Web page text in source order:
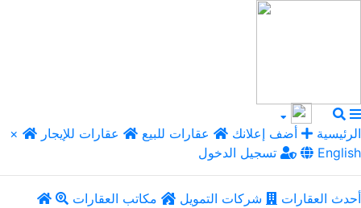
× الرئيسية أضف إعلانك عقارات للبيع
عقارات للإيجار
تسجيل الدخول
English
أحدث العقارات شركات التمويل
مكاتب العقارات